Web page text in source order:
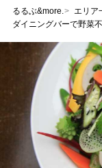
るるぶ&more. エリア
ダイニングバーで野菜